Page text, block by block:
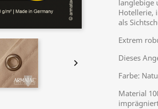

langlebige
Hotellerie,
als
Extrem
Dieses
Farbe:
Material